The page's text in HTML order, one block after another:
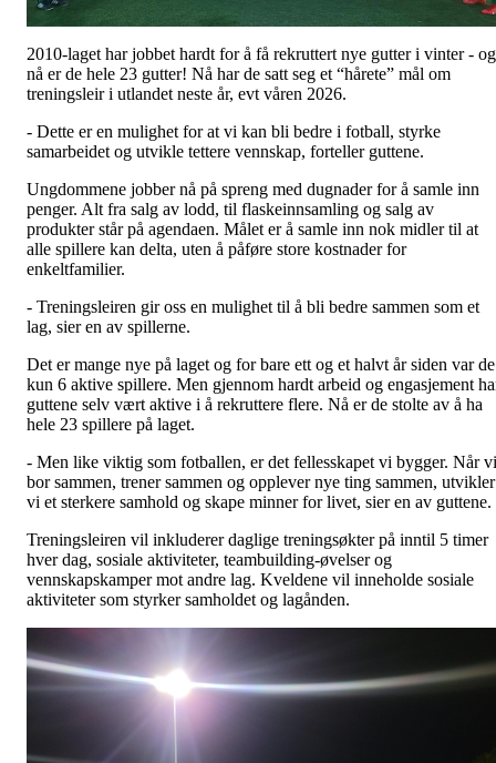
2010-laget har jobbet hardt for å få rekruttert nye gutter i vinter - og
nå er de hele 23 gutter! Nå har de satt seg et “hårete” mål om
treningsleir i utlandet neste år, evt våren 2026.
- Dette er en mulighet for at vi kan bli bedre i fotball, styrke
samarbeidet og utvikle tettere vennskap, forteller guttene.
Ungdommene jobber nå på spreng med dugnader for å samle inn
penger. Alt fra salg av lodd, til flaskeinnsamling og salg av
produkter står på agendaen. Målet er å samle inn nok midler til at
alle spillere kan delta, uten å påføre store kostnader for
enkeltfamilier.
- Treningsleiren gir oss en mulighet til å bli bedre sammen som et
lag, sier en av spillerne.
Det er mange nye på laget og for bare ett og et halvt år siden var de
kun 6 aktive spillere. Men gjennom hardt arbeid og engasjement
guttene selv vært aktive i å rekruttere flere. Nå er de stolte av å ha
hele 23 spillere på laget.
- Men like viktig som fotballen, er det fellesskapet vi bygger. Når vi
bor sammen, trener sammen og opplever nye ting sammen, utvikler
vi et sterkere samhold og skape minner for livet, sier en av guttene.
Treningsleiren vil inkluderer daglige treningsøkter på inntil 5 timer
hver dag, sosiale aktiviteter, teambuilding-øvelser og
vennskapskamper mot andre lag. Kveldene vil inneholde sosiale
aktiviteter som styrker samholdet og lagånden.